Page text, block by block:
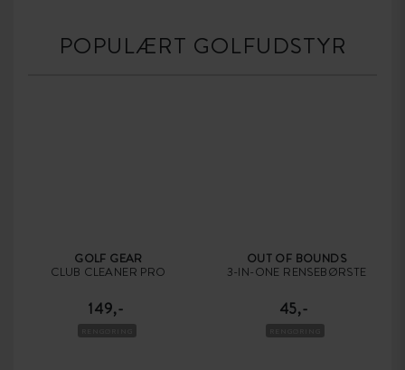
POPULÆRT GOLFUDSTYR
GOLF GEAR
CLUB CLEANER PRO
149,-
OUT OF BOUNDS
3-IN-ONE RENSEBØRSTE
45,-